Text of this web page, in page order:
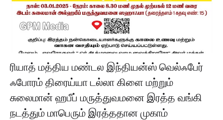
ரியாத் மத்திய மண்டல இந்தியன்ஸ் வெல்ஃபேர்
ஃபோரம் திரைய்யா டல்லா கிளை மற்றும்
சுலைமான் ஹபீப் மருத்துவமனை இரத்த வங்கி
நடத்தும் மாபெரும் இரத்ததான முகாம்